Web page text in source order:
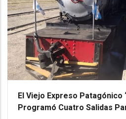
El Viejo Expreso Patagónico
Programó Cuatro Salidas